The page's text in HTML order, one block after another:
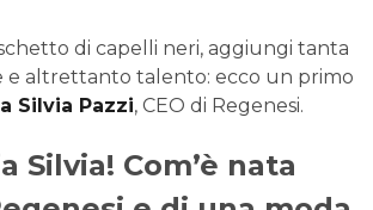
di capelli neri, aggiungi tanta
e altrettanto talento: ecco un primo
Silvia Pazzi, CEO di Regenesi.
Silvia! Com’è nata